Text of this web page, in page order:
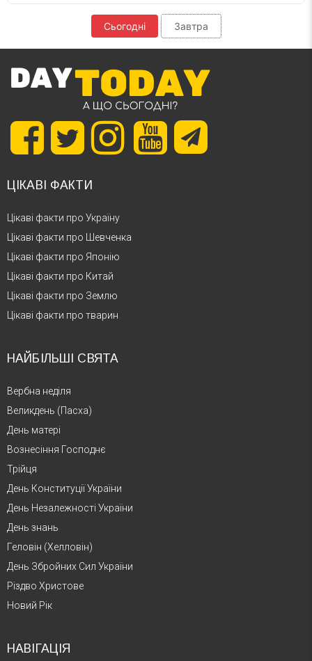
Сьогодні Завтра
ЦІКАВІ ФАКТИ
Цікаві факти про Україну
Цікаві факти про Шевченка
Цікаві факти про Японію
Цікаві факти про Китай
Цікаві факти про Землю
Цікаві факти про тварин
НАЙБІЛЬШІ СВЯТА
Вербна неділя
Великдень (Пасха)
День матері
Вознесіння Господнє
Трійця
День Конституції України
День Незалежності України
День знань
Геловін (Хелловін)
День Збройних Сил України
Різдво Христове
Новий Рік
НАВІГАЦІЯ